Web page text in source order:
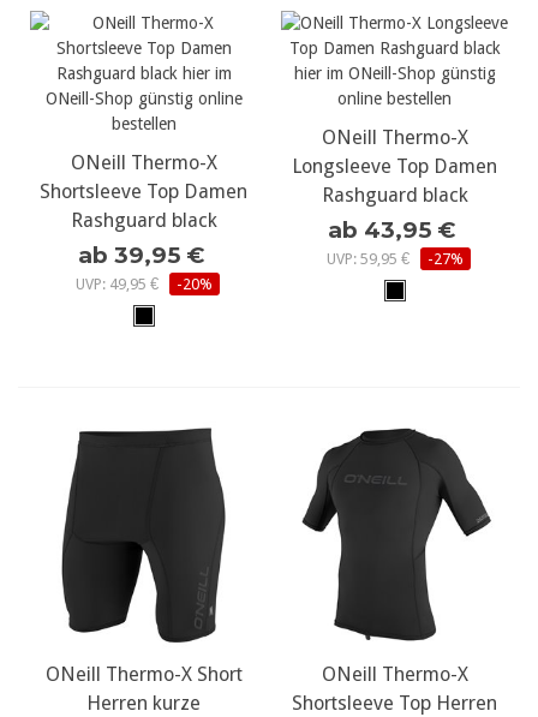
ONeill Thermo-X
Shortsleeve Top Damen
Rashguard black
ab 39,95 €
UVP: 49,95 € -20%
ONeill Thermo-X
Longsleeve Top Damen
Rashguard black
ab 43,95 €
UVP: 59,95 € -27%
ONeill Thermo-X Short
Herren kurze
ONeill Thermo-X
Shortsleeve Top Herren